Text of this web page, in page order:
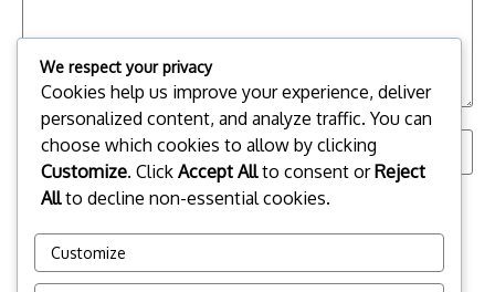
Save my name, email, and website in this browser for the
We respect your privacy
Cookies help us improve your experience, deliver
personalized content, and analyze traffic. You can
choose which cookies to allow by clicking
Customize. Click Accept Allto consent orReject
Allto decline non-essential cookies.
Customize